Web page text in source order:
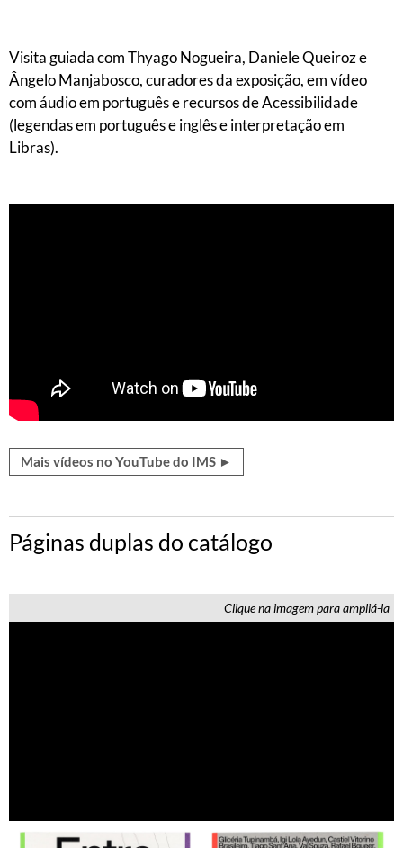
Visita guiada com Thyago Nogueira, Daniele Queiroz e
Ângelo Manjabosco, curadores da exposição, em vídeo
com áudio em português e recursos de Acessibilidade
(legendas em português e inglês e interpretação em
Libras).
Mais vídeos no YouTube do IMS ►
Páginas duplas do catálogo
Clique na imagem para ampliá-la